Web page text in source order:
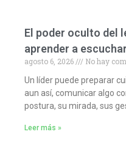
El poder oculto del
aprender a
agosto 6, 2026
No hay
Un líder puede preparar
aun así, comunicar algo
postura, su mirada, sus
Leer más »